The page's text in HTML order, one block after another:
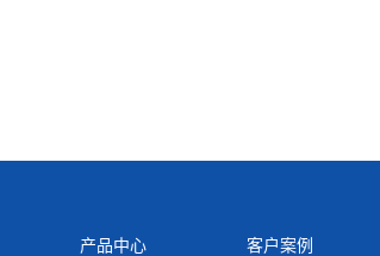
产品中心 客户案例